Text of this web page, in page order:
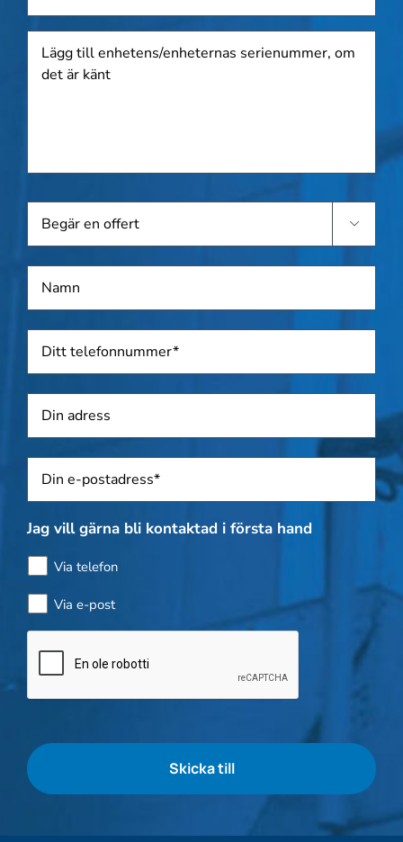
till
enhetens/enheternas
känt
en
offert

Namn *
Telefon *
Adress
Sposti *
Jag vill gärna bli kontaktad i första hand
Via telefon
Via e-post
flaskor